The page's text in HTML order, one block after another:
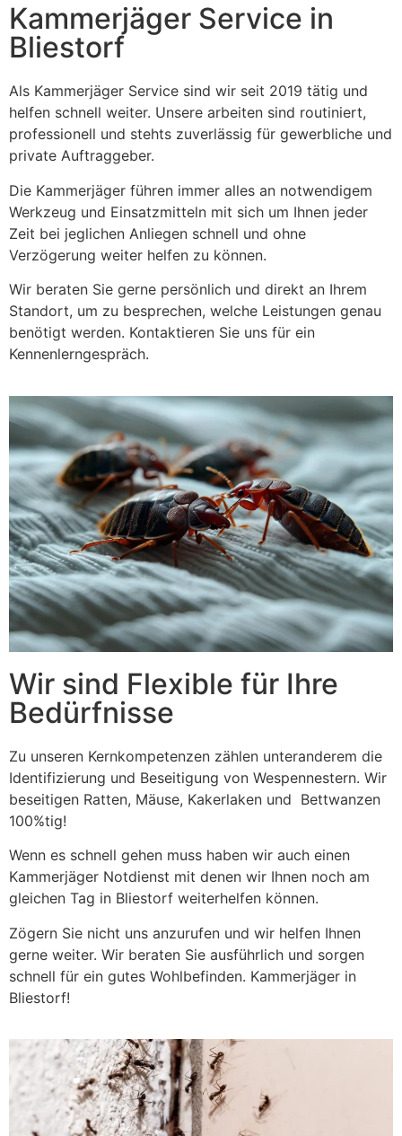
Kammerjäger Service in
Bliestorf
Als Kammerjäger Service sind wir seit 2019 tätig und
helfen schnell weiter. Unsere arbeiten sind routiniert,
professionell und stehts zuverlässig für gewerbliche und
private Auftraggeber.
Die Kammerjäger führen immer alles an notwendigem
Werkzeug und Einsatzmitteln mit sich um Ihnen jeder
Zeit bei jeglichen Anliegen schnell und ohne
Verzögerung weiter helfen zu können.
Wir beraten Sie gerne persönlich und direkt an Ihrem
Standort, um zu besprechen, welche Leistungen genau
benötigt werden. Kontaktieren Sie uns für ein
Kennenlerngespräch.
Wir sind Flexible für Ihre
Bedürfnisse
Zu unseren Kernkompetenzen zählen unteranderem die
Identifizierung und Beseitigung von Wespennestern. Wir
beseitigen Ratten, Mäuse, Kakerlaken und Bettwanzen
100%tig!
Wenn es schnell gehen muss haben wir auch einen
Kammerjäger Notdienst mit denen wir Ihnen noch am
gleichen Tag in Bliestorf weiterhelfen können.
Zögern Sie nicht uns anzurufen und wir helfen Ihnen
gerne weiter. Wir beraten Sie ausführlich und sorgen
schnell für ein gutes Wohlbefinden. Kammerjäger in
Bliestorf!